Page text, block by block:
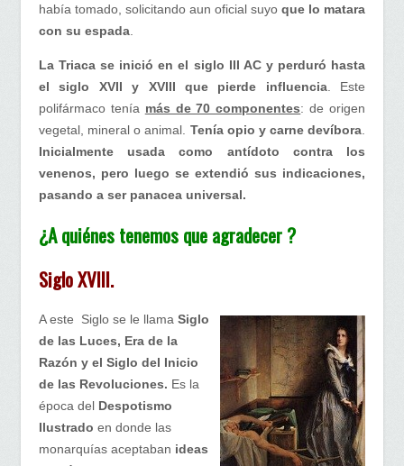
había tomado, solicitando aun oficial suyo que lo matara
con su espada
La Triaca se inició en el siglo III AC y perduró hasta
el siglo XVII y XVIII que pierde influencia. Este
polifármaco tenía más de 70 componentes: de origen
vegetal, mineral o animal. Tenía opio y carne devíbora
Inicialmente usada como antídoto contra los
venenos, pero luego se extendió sus indicaciones,
pasando a ser panacea universal.
¿A quiénes tenemos que agradecer ?
Siglo XVIII.
A este Siglo se le llama Siglo
de las Luces, Era de la
Razón y el Siglo del Inicio
de las Revoluciones. Es la
época del Despotismo
Ilustrado en donde las
monarquías aceptaban ideas